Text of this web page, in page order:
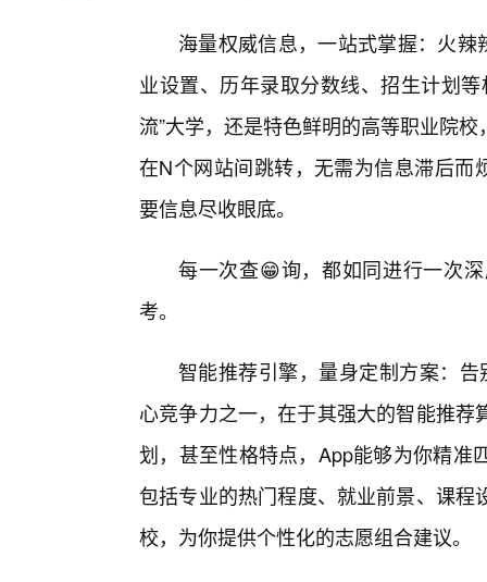
海量权威信息，一站式掌握：火
业设置、历年录取分数线、招生计划
流”大学，还是特色鲜明的高等职业院
在N个网站间跳转，无需为信息滞后
要信息尽收眼底。
每一次查😁询，都如同进行一次
考。
智能推荐引擎，量身定制方案：
心竞争力之一，在于其强大的智能推
划，甚至性格特点，App能够为你精准
包括专业的热门程度、就业前景、课
校，为你提供个性化的志愿组合建议。